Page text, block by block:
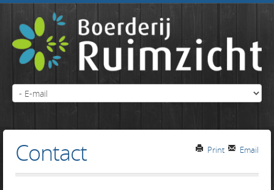
Email
Print
Contact